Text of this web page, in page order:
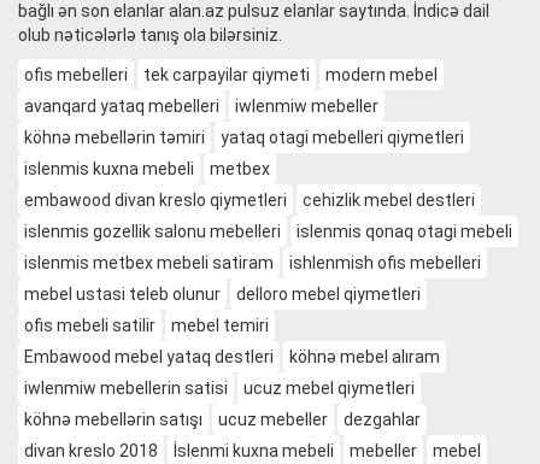
bağlı ən son elanlar alan.az pulsuz elanlar saytında. İndicə dail
olub nəticələrlə tanış ola bilərsiniz.
ofis mebelleri tek carpayilar qiymeti
modern mebel
avanqard yataq mebelleri
iwlenmiw mebeller
köhnə mebellərin təmiri
yataq otagi mebelleri qiymetleri
islenmis kuxna mebeli
metbex
embawood divan kreslo qiymetleri
cehizlik mebel destleri
islenmis gozellik salonu mebelleri
islenmis qonaq otagi mebeli
islenmis metbex mebeli satiram
ishlenmish ofis mebelleri
mebel ustasi teleb olunur
delloro mebel qiymetleri
ofis mebeli satilir
mebel temiri
Embawood mebel yataq destleri
köhnə mebel alıram
iwlenmiw mebellerin satisi
ucuz mebel qiymetleri
köhnə mebellərin satışı
ucuz mebeller
dezgahlar
divan kreslo 2018
İslenmi kuxna mebeli mebeller mebel